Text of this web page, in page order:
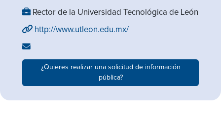
Rector de la Universidad Tecnológica de León
http://www.utleon.edu.mx/
¿Quieres realizar una solicitud de información
pública?